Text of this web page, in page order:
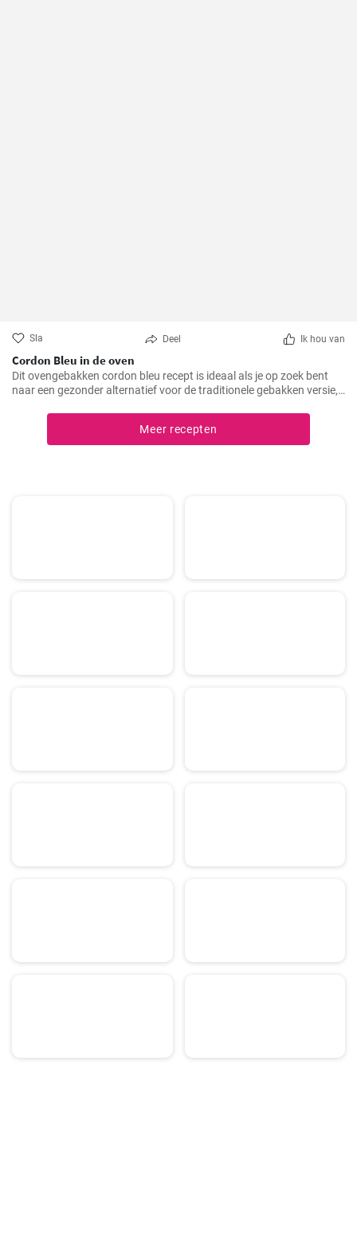
Sla Deel Ik hou van
Cordon Bleu in de oven
Dit ovengebakken cordon bleu recept is ideaal als je op zoek bent
naar een gezonder alternatief voor de traditionele gebakken versie,
cordon bleu. Ik heb dit recept op verschillende familiebijeenkomsten
gemaakt en het werd elke keer toegejuicht, en ik weet zeker dat het
bij jou thuis ook in de smaak zal vallen!
Meer recepten